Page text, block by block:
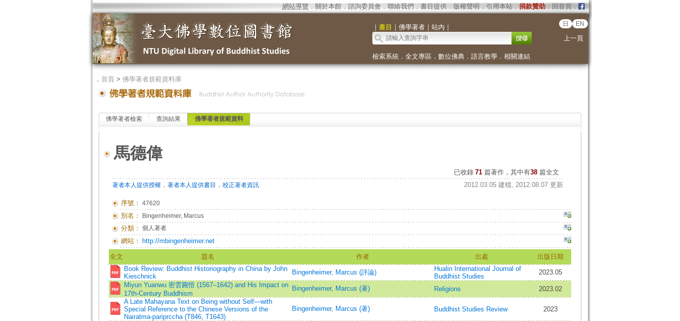
網站導覽 ． 關於本館． 諮詢委員會． 聯絡我們 ． 書目提供． 版權聲明 ． 引用本站． 捐款贊助．回首頁．
｜ 書目 ｜ 佛學著者｜ 站內 ｜ 日 EN
上一頁
檢索系統． 全文專區 ． 數位佛典． 語言教學． 相關連結
． 首頁> 佛學著者規範資料庫
佛學著者檢索 查詢結果 佛學著者規範資料
馬德偉
已收錄 71 篇著作，其中有38篇全文
著者本人提供授權． 著者本人提供書目 ． 校正著者資訊 2012.03.05 建檔, 2012.08.07 更新
序號： 47620
別名： Bingenheimer, Marcus
分類： 個人著者
網站： http://mbingenheimer.net
全文 題名 作者 出處
出版日期
Book Review: Buddhist Historiography in China by John
Kieschnick
Bingenheimer, Marcus (評論)
Hualin International Journal of
Buddhist Studies
2023.05
Miyun Yuanwu 密雲圓悟 (1567–1642) and His Impact on
17th-Century Buddhism
Bingenheimer, Marcus (著) Religions
2023.02
A Late Mahayana Text on Being without Self—with
Special Reference to the Chinese Versions of the
Nairatma-pariprccha (T846, T1643)
Bingenheimer, Marcus (著) Buddhist Studies Review 2023